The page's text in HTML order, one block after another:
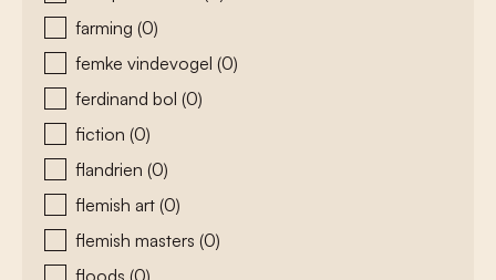
farming (0)
femke vindevogel (0)
ferdinand bol (0)
fiction (0)
flandrien (0)
flemish art (0)
flemish masters (0)
floods (0)